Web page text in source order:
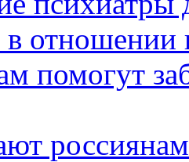
отношении
помогут